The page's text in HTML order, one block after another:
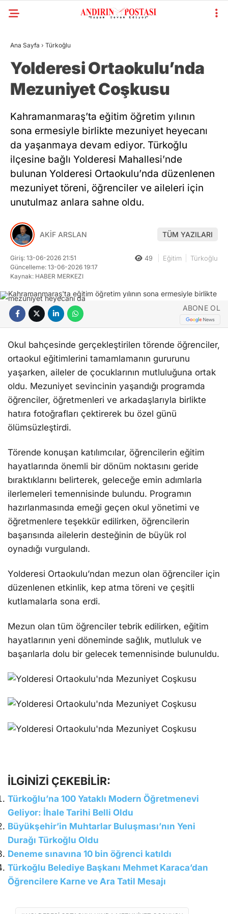
Ana Sayfa › Türkoğlu
Yolderesi Ortaokulu’nda
Mezuniyet Coşkusu
Kahramanmaraş’ta eğitim öğretim yılının
sona ermesiyle birlikte mezuniyet heyecanı
da yaşanmaya devam ediyor. Türkoğlu
ilçesine bağlı Yolderesi Mahallesi’nde
bulunan Yolderesi Ortaokulu’nda düzenlenen
mezuniyet töreni, öğrenciler ve aileleri için
unutulmaz anlara sahne oldu.
AKİF ARSLAN TÜM YAZILARI
Giriş: 13-06-2026 21:51
Güncelleme: 13-06-2026 19:17
Kaynak: HABER MERKEZI
49 Eğitim Türkoğlu
ABONE OL
Okul bahçesinde gerçekleştirilen törende öğrenciler,
ortaokul eğitimlerini tamamlamanın gururunu
yaşarken, aileler de çocuklarının mutluluğuna ortak
oldu. Mezuniyet sevincinin yaşandığı programda
öğrenciler, öğretmenleri ve arkadaşlarıyla birlikte
hatıra fotoğrafları çektirerek bu özel günü
ölümsüzleştirdi.
Törende konuşan katılımcılar, öğrencilerin eğitim
hayatlarında önemli bir dönüm noktasını geride
bıraktıklarını belirterek, geleceğe emin adımlarla
ilerlemeleri temennisinde bulundu. Programın
hazırlanmasında emeği geçen okul yönetimi ve
öğretmenlere teşekkür edilirken, öğrencilerin
başarısında ailelerin desteğinin de büyük rol
oynadığı vurgulandı.
Yolderesi Ortaokulu’ndan mezun olan öğrenciler için
düzenlenen etkinlik, kep atma töreni ve çeşitli
kutlamalarla sona erdi.
Mezun olan tüm öğrenciler tebrik edilirken, eğitim
hayatlarının yeni döneminde sağlık, mutluluk ve
başarılarla dolu bir gelecek temennisinde bulunuldu.
İLGİNİZİ ÇEKEBİLİR:
Türkoğlu’na 100 Yataklı Modern Öğretmenevi
Geliyor: İhale Tarihi Belli Oldu
Büyükşehir’in Muhtarlar Buluşması’nın Yeni
Durağı Türkoğlu Oldu
Deneme sınavına 10 bin öğrenci katıldı
Türkoğlu Belediye Başkanı Mehmet Karaca’dan
Öğrencilere Karne ve Ara Tatil Mesajı